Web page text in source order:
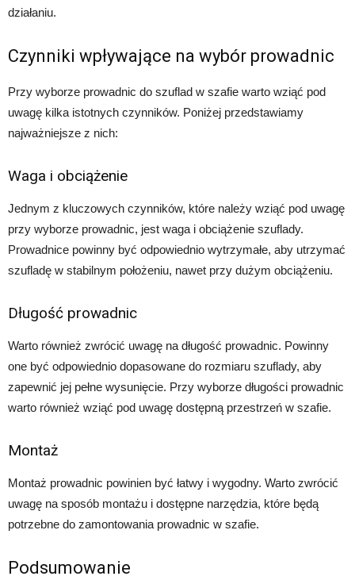
działaniu.
Czynniki wpływające na wybór prowadnic
Przy wyborze prowadnic do szuflad w szafie warto wziąć pod
uwagę kilka istotnych czynników. Poniżej przedstawiamy
najważniejsze z nich:
Waga i obciążenie
Jednym z kluczowych czynników, które należy wziąć pod uwagę
przy wyborze prowadnic, jest waga i obciążenie szuflady.
Prowadnice powinny być odpowiednio wytrzymałe, aby utrzymać
szufladę w stabilnym położeniu, nawet przy dużym obciążeniu.
Długość prowadnic
Warto również zwrócić uwagę na długość prowadnic. Powinny
one być odpowiednio dopasowane do rozmiaru szuflady, aby
zapewnić jej pełne wysunięcie. Przy wyborze długości prowadnic
warto również wziąć pod uwagę dostępną przestrzeń w szafie.
Montaż
Montaż prowadnic powinien być łatwy i wygodny. Warto zwrócić
uwagę na sposób montażu i dostępne narzędzia, które będą
potrzebne do zamontowania prowadnic w szafie.
Podsumowanie